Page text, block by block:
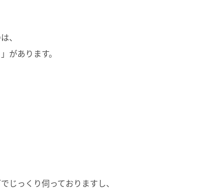
、
があります。
じっくり伺っておりますし、